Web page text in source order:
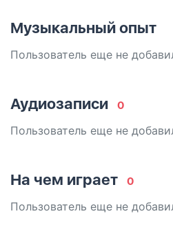
Музыкальный опыт
Пользователь еще не
Аудиозаписи 0
Пользователь еще не
На чем играет 0
Пользователь еще не